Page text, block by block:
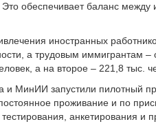
обеспечивает баланс
иностранных
а трудовым иммигрантам
а на второе – 221,8 тыс.
МинИИ запустили пилотный
проживание и по
анкетирования и